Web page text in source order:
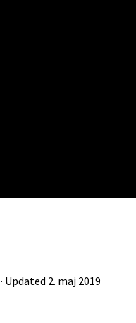
· Updated 2. maj 2019